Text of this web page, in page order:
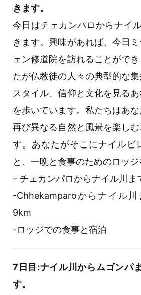
きます。
今日はチェカンパロからナイ
きます。興味があれば、今日
ェン修道院を訪れることがで
たが仏教徒の人々の典型的な
スタイル、信仰と文化を見る
を歩いています。私たちはあ
再び異なる自然と風景を楽し
す。あなたがそこにナイルビ
と、一晩と食事のためのロッジ
– チェカンパロからナイル川ま
-Chhekamparoからナイル
9km
-ロッジでの食事と宿泊
7日目:ナイル川からムゴンパ
す。